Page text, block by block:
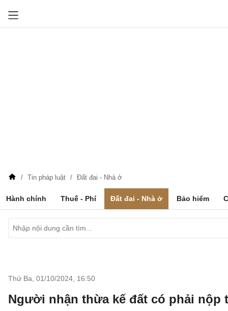
Tin pháp luật Đất đai - Nhà ở
Hành chính Thuế - Phí Đất đai - Nhà ở Bảo hiểm
Thứ Ba, 01/10/2024 16:50
Người nhận thừa kế đất có phải nộp